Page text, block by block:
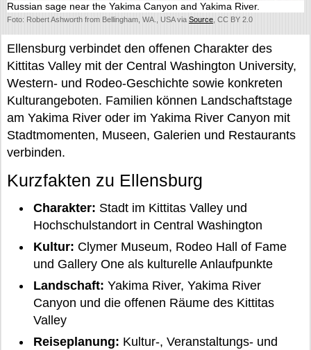
Russian sage near the Yakima Canyon and Yakima River.
Foto: Robert Ashworth from Bellingham, WA., USA via Source , CC BY 2.0
Ellensburg verbindet den offenen Charakter des
Kittitas Valley mit der Central Washington University,
Western- und Rodeo-Geschichte sowie konkreten
Kulturangeboten. Familien können Landschaftstage
am Yakima River oder im Yakima River Canyon mit
Stadtmomenten, Museen, Galerien und Restaurants
verbinden.
Kurzfakten zu Ellensburg
Charakter: Stadt im Kittitas Valley und
Hochschulstandort in Central Washington
Kultur: Clymer Museum, Rodeo Hall of Fame
und Gallery One als kulturelle Anlaufpunkte
Landschaft: Yakima River, Yakima River
Canyon und die offenen Räume des Kittitas
Valley
Reiseplanung: Kultur-, Veranstaltungs- und